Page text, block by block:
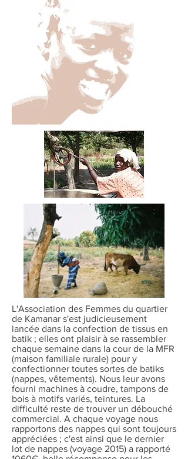
L'Association des Femmes du quartier
de Kamanar s'est judicieusement
lancée dans la confection de tissus en
batik ; elles ont plaisir à se rassembler
chaque semaine dans la cour de la MFR
(maison familiale rurale) pour y
confectionner toutes sortes de batiks
(nappes, vêtements). Nous leur avons
fourni machines à coudre, tampons de
bois à motifs variés, teintures. La
difficulté reste de trouver un débouché
commercial. A chaque voyage nous
rapportons des nappes qui sont toujours
appréciées ; c'est ainsi que le dernier
lot de nappes (voyage 2015) a rapporté